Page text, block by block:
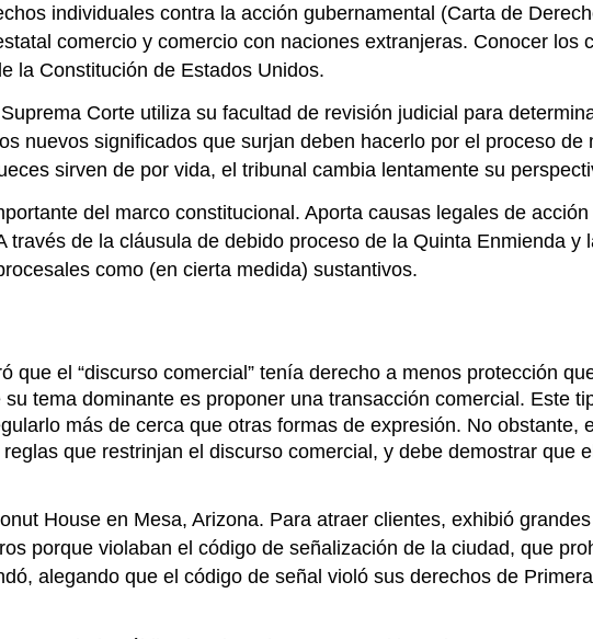
individuales contra la acción gubernamental (Carta de
comercio y comercio con naciones extranjeras. Conocer los
la Constitución de Estados Unidos.
Corte utiliza su facultad de revisión judicial para
nuevos significados que surjan deben hacerlo por el proceso
sirven de por vida, el tribunal cambia lentamente su
del marco constitucional. Aporta causas legales de
de la cláusula de debido proceso de la Quinta Enmienda y
como (en cierta medida) sustantivos.
que el “discurso comercial” tenía derecho a menos protección
tema dominante es proponer una transacción comercial. Este
más de cerca que otras formas de expresión. No obstante,
que restrinjan el discurso comercial, y debe demostrar que
House en Mesa, Arizona. Para atraer clientes, exhibió
porque violaban el código de señalización de la ciudad, que
alegando que el código de señal violó sus derechos de